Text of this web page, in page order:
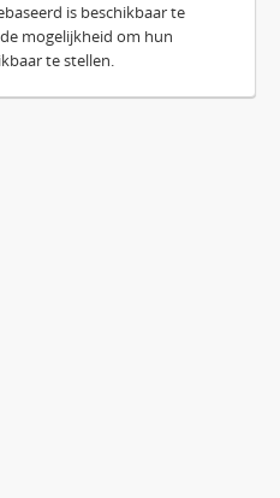
is beschikbaar te
mogelijkheid om hun
te stellen.